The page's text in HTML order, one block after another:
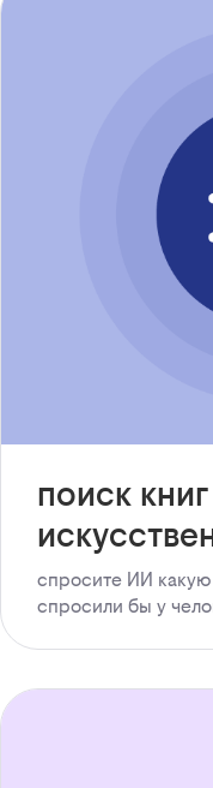
поиск
спросите ИИ какую
спросили бы у